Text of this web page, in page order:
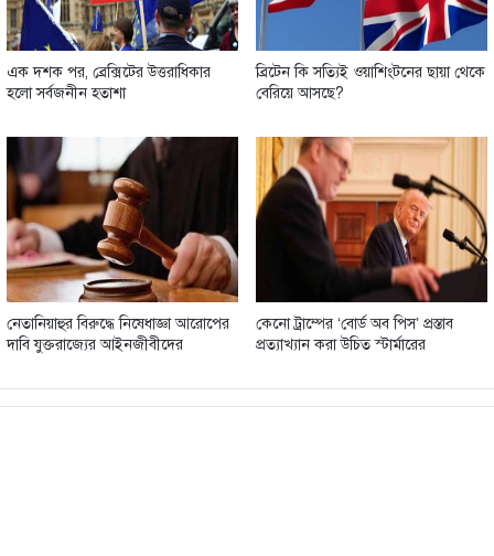
এক দশক পর, ব্রেক্সিটের উত্তরাধিকার
হলো সর্বজনীন হতাশা
ব্রিটেন কি সত্যিই ওয়াশিংটনের ছায়া থেকে
বেরিয়ে আসছে?
নেতানিয়াহুর বিরুদ্ধে নিষেধাজ্ঞা আরোপের
দাবি যুক্তরাজ্যের আইনজীবীদের
কেনো ট্রাম্পের ‘বোর্ড অব পিস’ প্রস্তাব
প্রত্যাখ্যান করা উচিত স্টার্মারের